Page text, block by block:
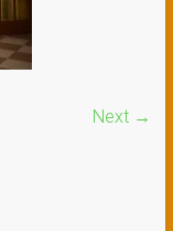
Next →